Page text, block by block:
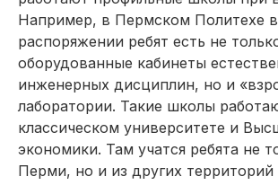
Например, в Пермском Политехе в
распоряжении ребят есть не
оборудованные кабинеты
инженерных дисциплин, но и
лаборатории. Такие школы
классическом университете и
экономики. Там учатся ребята не
Перми, но и из других территорий